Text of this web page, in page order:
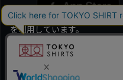
当社のウェブサイトでは、お
を利用しています。
本ウェブサイトをこのままご
同意いただいたものとみなし
クッキーを通じて収集する情